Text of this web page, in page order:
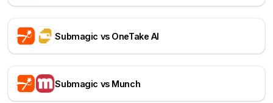
Submagic vs OneTake AI
Submagic vs Munch